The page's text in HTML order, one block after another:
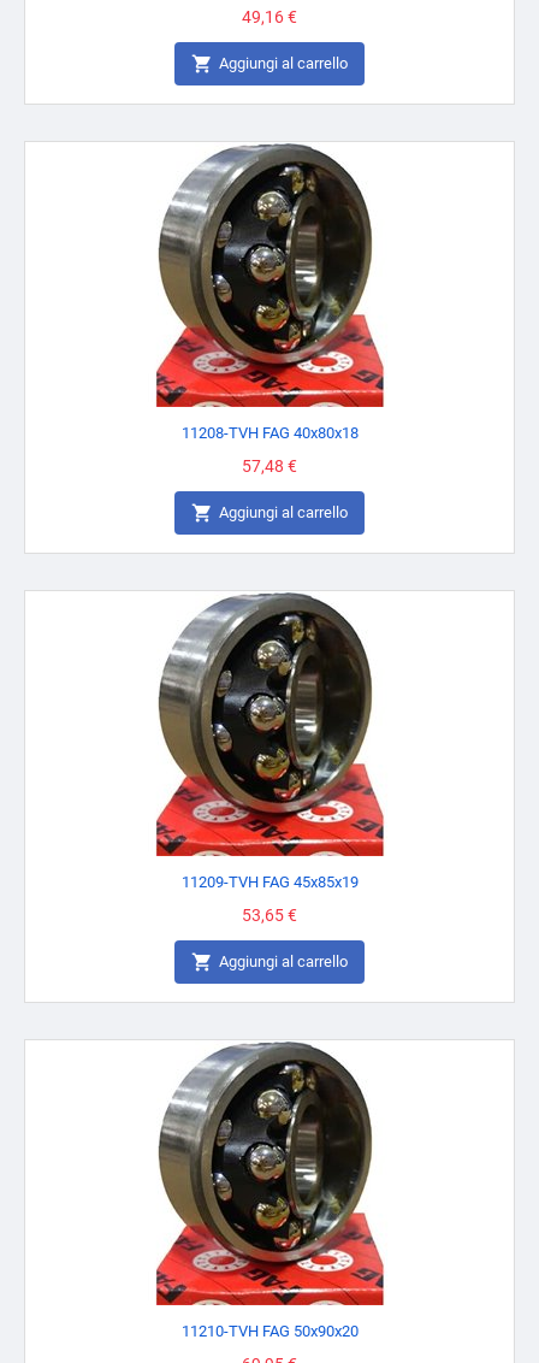
Prezzo
49,16 €
 Aggiungi al carrello
11208-TVH FAG 40x80x18
Prezzo
57,48 €
 Aggiungi al carrello
11209-TVH FAG 45x85x19
Prezzo
53,65 €
 Aggiungi al carrello
11210-TVH FAG 50x90x20